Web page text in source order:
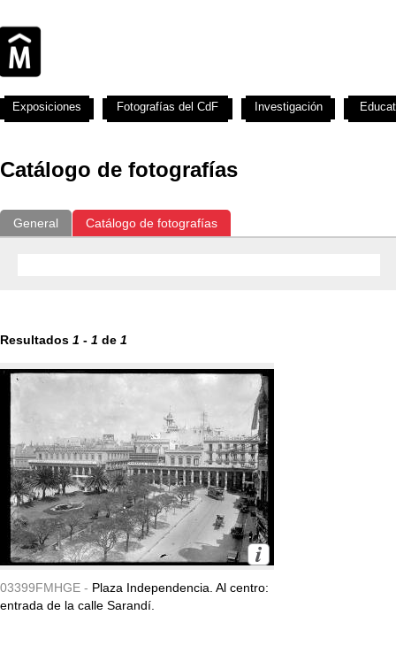
Catálogo de fotografías
General Catálogo de fotografías
Resultados 1 - 1 de 1
03399FMHGE - Plaza Independencia. Al centro:
entrada de la calle Sarandí.
Exposiciones Fotografías del CdF Investigación